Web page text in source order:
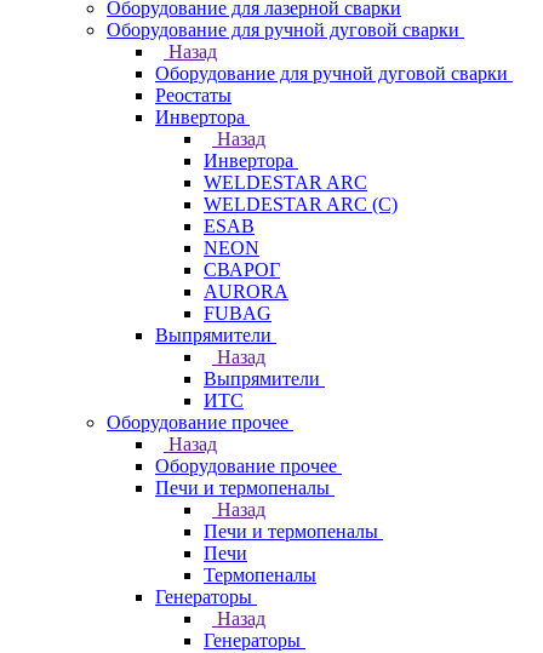
Оборудование для лазерной сварки
Оборудование для ручной дуговой сварки
Назад
Оборудование для ручной дуговой сварки
Реостаты
Инвертора
Назад
Инвертора
WELDESTAR ARC
WELDESTAR ARC (С)
ESAB
NEON
СВАРОГ
AURORA
FUBAG
Выпрямители
Назад
Выпрямители
ИТС
Оборудование прочее
Назад
Оборудование прочее
Печи и термопеналы
Назад
Печи и термопеналы
Печи
Термопеналы
Генераторы
Назад
Генераторы